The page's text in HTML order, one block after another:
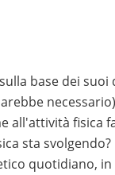
base dei
fisica
sta
quotidiano,